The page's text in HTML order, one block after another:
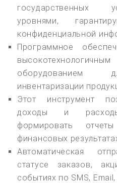
государственных
уровнями,
конфиденциальной
Программное
оборудованием
инвентаризации
Этот инструмент
доходы и
формировать
финансовых
Автоматическая
статусе заказов,
событиях по SMS,